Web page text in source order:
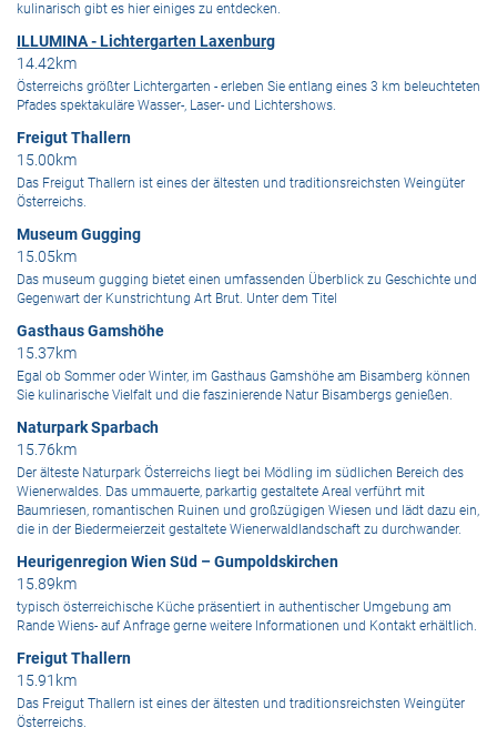
kulinarisch gibt es hier einiges zu entdecken.
ILLUMINA - Lichtergarten Laxenburg
14.42km
Österreichs größter Lichtergarten - erleben Sie entlang eines 3 km beleuchteten
Pfades spektakuläre Wasser-, Laser- und Lichtershows.
Freigut Thallern
15.00km
Das Freigut Thallern ist eines der ältesten und traditionsreichsten Weingüter
Österreichs.
Museum Gugging
15.05km
Das museum gugging bietet einen umfassenden Überblick zu Geschichte und
Gegenwart der Kunstrichtung Art Brut. Unter dem Titel
Gasthaus Gamshöhe
15.37km
Egal ob Sommer oder Winter, im Gasthaus Gamshöhe am Bisamberg können
Sie kulinarische Vielfalt und die faszinierende Natur Bisambergs genießen.
Naturpark Sparbach
15.76km
Der älteste Naturpark Österreichs liegt bei Mödling im südlichen Bereich des
Wienerwaldes. Das ummauerte, parkartig gestaltete Areal verführt mit
Baumriesen, romantischen Ruinen und großzügigen Wiesen und lädt dazu ein,
die in der Biedermeierzeit gestaltete Wienerwaldlandschaft zu durchwander.
Heurigenregion Wien Süd – Gumpoldskirchen
15.89km
typisch österreichische Küche präsentiert in authentischer Umgebung am
Rande Wiens- auf Anfrage gerne weitere Informationen und Kontakt erhältlich.
Freigut Thallern
15.91km
Das Freigut Thallern ist eines der ältesten und traditionsreichsten Weingüter
Österreichs.